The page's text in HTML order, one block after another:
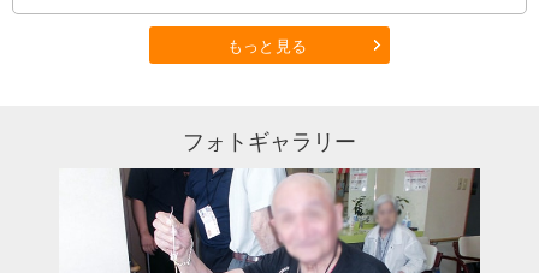
もっと見る
フォトギャラリー